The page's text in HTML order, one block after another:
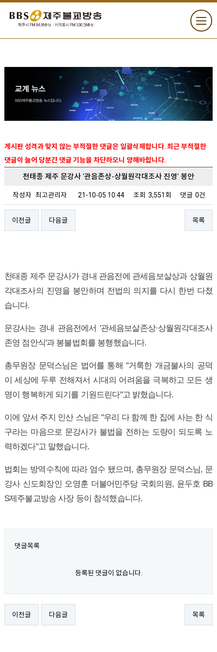
게시판 성격과 맞지 않는 부적절한 댓글은 일괄삭제합니다. 최근 부적절한
댓글이 늘어 당분간 댓글 기능을 차단하오니 양해바랍니다.
천태종 제주 문강사 '관음존상-상월원각대조사 진영' 봉안
작성자 최고관리자 21-10-05 10:44 조회 3,551회 댓글 0건
이전글 다음글 목록
천태종 제주 문강사가 경내 관음전에 관세음보살상과 상월원
각대조사의 진영을 봉안하며 전법의 의지를 다시 한번 다졌
습니다.
문강사는 경내 관음전에서 '관세음보살존상·상월원각대조사
존영 점안식'과 봉불법회를 봉행했습니다.
총무원장 문덕스님은 법어를 통해 "거룩한 개금불사의 공덕
이 세상에 두루 전해져서 시대의 어려움을 극복하고 모든 생
명이 행복하게 되기를 기원드린다"고 밝혔습니다.
이에 앞서 주지 인산 스님은 "우리 다 함께 한 집에 사는 한 식
구라는 마음으로 문강사가 불법을 전하는 도량이 되도록 노
력하겠다"고 말했습니다.
법회는 방역수칙에 따라 엄수 됐으며, 총무원장 문덕스님, 문
강사 신도회장인 오영훈 더불어민주당 국회의원, 윤두호 BB
S제주불교방송 사장 등이 참석했습니다.
댓글목록
등록된 댓글이 없습니다.
이전글 다음글 목록